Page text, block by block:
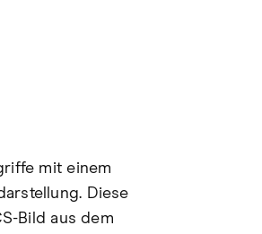
mit einem
Diese
Bild aus dem